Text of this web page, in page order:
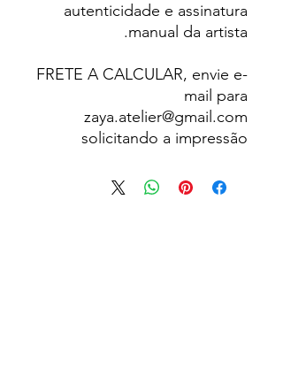
autenticidade e assinatura
manual da artista.
FRETE A CALCULAR, envie e-
mail para
zaya.atelier@gmail.com
solicitando a impressão